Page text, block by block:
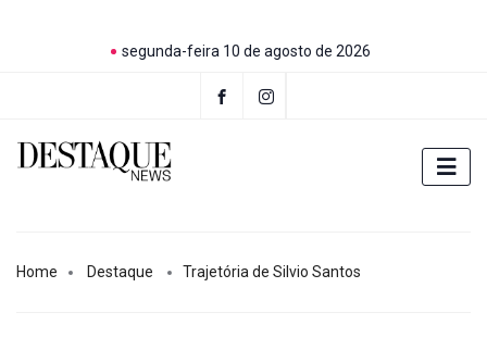
segunda-feira 10 de agosto de 2026
Home Destaque Trajetória de Silvio Santos